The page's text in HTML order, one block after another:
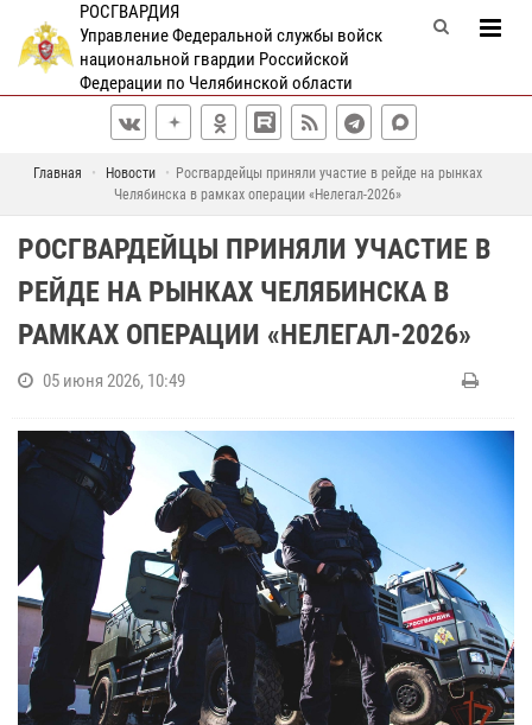
РОСГВАРДИЯ
Управление Федеральной службы войск
национальной гвардии Российской
Федерации по Челябинской области
Главная Новости
Росгвардейцы приняли участие в рейде на рынках
Челябинска в рамках операции «Нелегал-2026»
РОСГВАРДЕЙЦЫ ПРИНЯЛИ УЧАСТИЕ В
РЕЙДЕ НА РЫНКАХ ЧЕЛЯБИНСКА В
РАМКАХ ОПЕРАЦИИ «НЕЛЕГАЛ-2026»
05 июня 2026, 10:49